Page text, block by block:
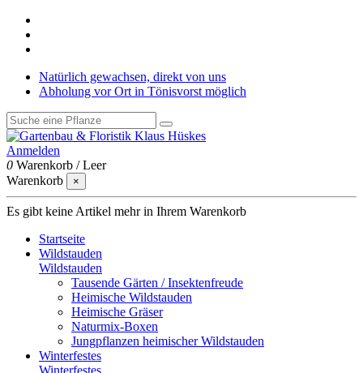
Natürlich gewachsen, direkt von uns
Abholung vor Ort in Tönisvorst möglich
Anmelden
0 Warenkorb /Leer
Warenkorb
×
Es gibt keine Artikel mehr in Ihrem Warenkorb
Startseite
Wildstauden
Wildstauden
Tausende Gärten / Insektenfreude
Heimische Wildstauden
Heimische Gräser
Naturmix-Boxen
Jungpflanzen heimischer Wildstauden
Winterfestes
Winterfestes